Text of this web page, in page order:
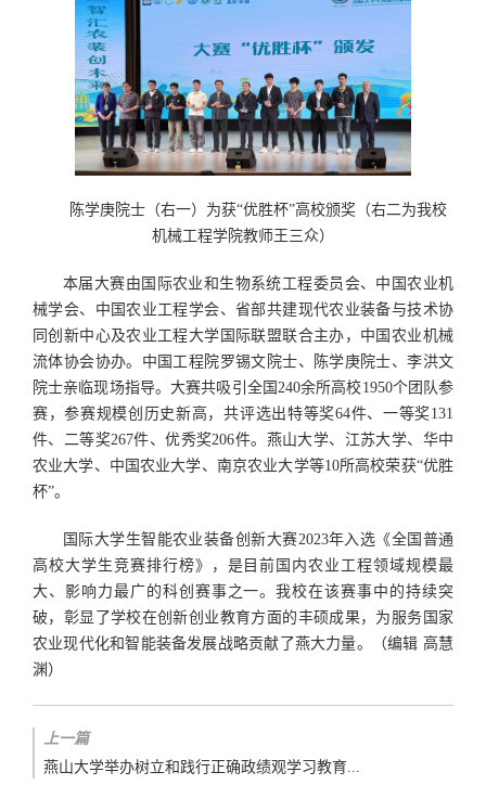
陈学庚院士（右一）为获“优胜杯”高校颁奖（右二为我校
机械工程学院教师王三众）
本届大赛由国际农业和生物系统工程委员会、中国农业机
械学会、中国农业工程学会、省部共建现代农业装备与技术协
同创新中心及农业工程大学国际联盟联合主办，中国农业机械
流体协会协办。中国工程院罗锡文院士、陈学庚院士、李洪文
院士亲临现场指导。大赛共吸引全国240余所高校1950个团队参
赛，参赛规模创历史新高，共评选出特等奖64件、一等奖131
件、二等奖267件、优秀奖206件。燕山大学、江苏大学、华中
农业大学、中国农业大学、南京农业大学等10所高校荣获“优胜
杯”。
国际大学生智能农业装备创新大赛2023年入选《全国普通
高校大学生竞赛排行榜》，是目前国内农业工程领域规模最
大、影响力最广的科创赛事之一。我校在该赛事中的持续突
破，彰显了学校在创新创业教育方面的丰硕成果，为服务国家
农业现代化和智能装备发展战略贡献了燕大力量。（编辑 高慧
渊）
上一篇
燕山大学举办树立和践行正确政绩观学习教育...